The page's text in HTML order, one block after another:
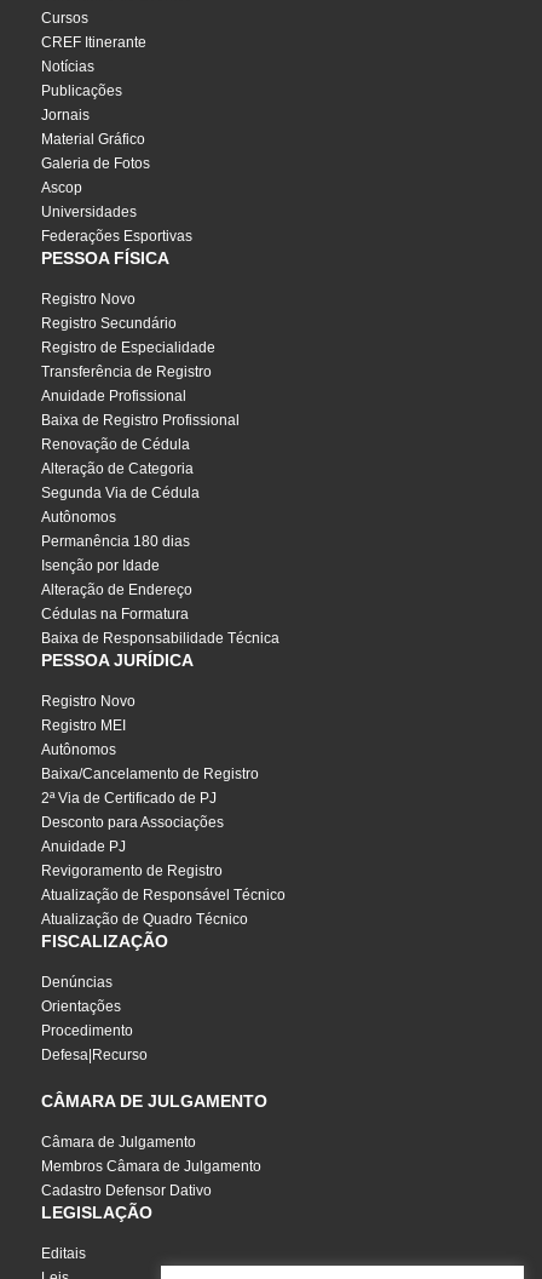
Cursos
CREF Itinerante
Notícias
Publicações
Jornais
Material Gráfico
Galeria de Fotos
Ascop
Universidades
Federações Esportivas
PESSOA FÍSICA
Registro Novo
Registro Secundário
Registro de Especialidade
Transferência de Registro
Anuidade Profissional
Baixa de Registro Profissional
Renovação de Cédula
Alteração de Categoria
Segunda Via de Cédula
Autônomos
Permanência 180 dias
Isenção por Idade
Alteração de Endereço
Cédulas na Formatura
Baixa de Responsabilidade Técnica
PESSOA JURÍDICA
Registro Novo
Registro MEI
Autônomos
Baixa/Cancelamento de Registro
2ª Via de Certificado de PJ
Desconto para Associações
Anuidade PJ
Revigoramento de Registro
Atualização de Responsável Técnico
Atualização de Quadro Técnico
FISCALIZAÇÃO
Denúncias
Orientações
Procedimento
Defesa|Recurso
CÂMARA DE JULGAMENTO
Câmara de Julgamento
Membros Câmara de Julgamento
Cadastro Defensor Dativo
LEGISLAÇÃO
Editais